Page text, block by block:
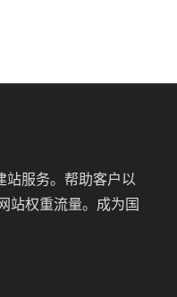
站服务。帮助客户以
站权重流量。成为国